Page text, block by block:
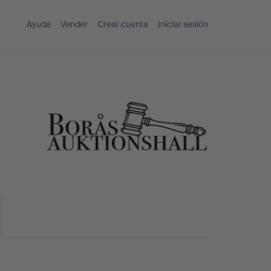
Ayuda Vender Crear cuenta Iniciar sesión